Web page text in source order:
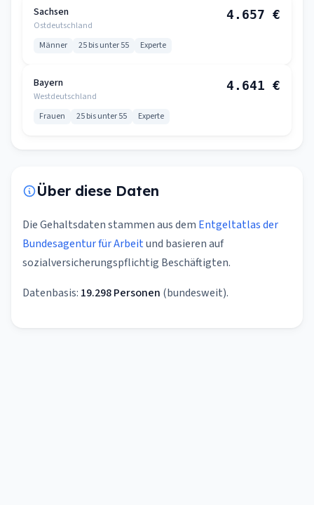
Sachsen
Ostdeutschland
4.657 €
Männer 25 bis unter 55 Experte
Bayern
Westdeutschland
4.641 €
Frauen 25 bis unter 55 Experte
Über diese Daten
Die Gehaltsdaten stammen aus dem Entgeltatlas der
Bundesagentur für Arbeitund basieren auf
sozialversicherungspflichtig Beschäftigten.
Datenbasis: 19.298 Personen (bundesweit).